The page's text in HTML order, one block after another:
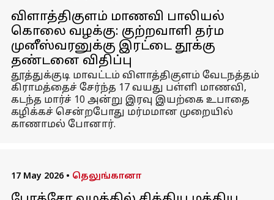
விளாத்திகுளம் மாணவி பாலியல்
கொலை வழக்கு: குற்றவாளி தர்ம
முனீஸ்வரனுக்கு இரட்டை தூக்கு
தண்டனை விதிப்பு
தூத்துக்குடி மாவட்டம் விளாத்திகுளம் வேடநத்தம்
கிராமத்தைச் சேர்ந்த 17 வயது பள்ளி மாணவி,
கடந்த மார்ச் 10 அன்று இரவு இயற்கை உபாதை
கழிக்கச் சென்றபோது மர்மமான முறையில்
காணாமல் போனார்.
17 May 2026 • தெலுங்கானா